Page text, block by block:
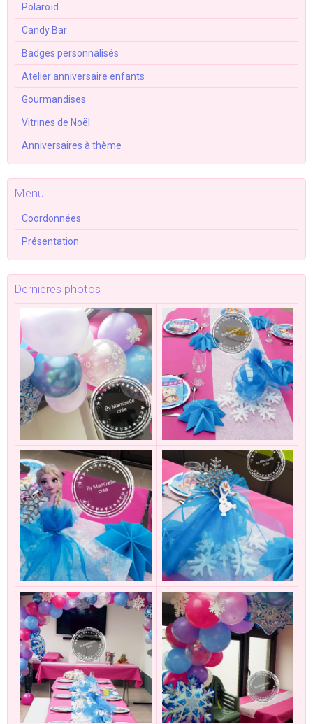
Polaroïd
Candy Bar
Badges personnalisés
Atelier anniversaire enfants
Gourmandises
Vitrines de Noël
Anniversaires à thème
Menu
Coordonnées
Présentation
Dernières photos